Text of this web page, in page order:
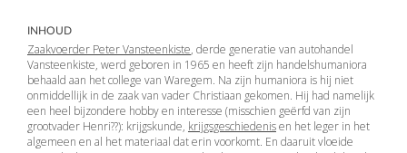
INHOUD
Zaakvoerder Peter Vansteenkiste, derde generatie van autohandel
Vansteenkiste, werd geboren in 1965 en heeft zijn handelshumaniora
behaald aan het college van Waregem. Na zijn humaniora is hij niet
onmiddellijk in de zaak van vader Christiaan gekomen. Hij had namelijk
een heel bijzondere hobby en interesse (misschien geërfd van zijn
grootvader Henri??): krijgskunde, krijgsgeschiedenisen het leger in het
algemeen en al het materiaal dat erin voorkomt. En daaruit vloeide